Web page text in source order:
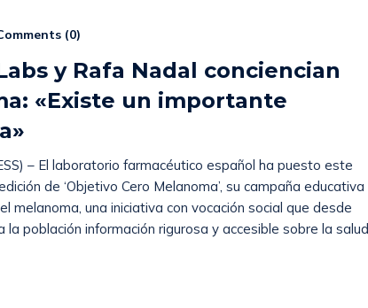
(0)
y Rafa Nadal conciencian
«Existe un importante
– El laboratorio farmacéutico español ha puesto este
de ‘Objetivo Cero Melanoma’, su campaña educativa
melanoma, una iniciativa con vocación social que desde
la población información rigurosa y accesible sobre la salud